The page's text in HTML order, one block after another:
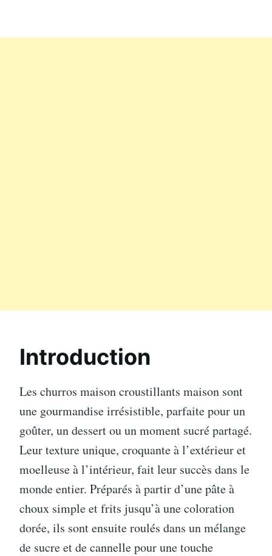
Introduction
Les churros maison croustillants maison sont
une gourmandise irrésistible, parfaite pour un
goûter, un dessert ou un moment sucré partagé.
Leur texture unique, croquante à l’extérieur et
moelleuse à l’intérieur, fait leur succès dans le
monde entier. Préparés à partir d’une pâte à
choux simple et frits jusqu’à une coloration
dorée, ils sont ensuite roulés dans un mélange
de sucre et de cannelle pour une touche